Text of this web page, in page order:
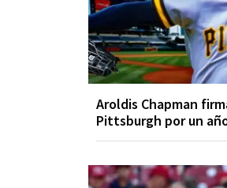
Aroldis Chapman
Pittsburgh por un